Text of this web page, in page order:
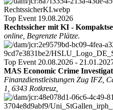
Top Event 19.08.2026
Rechtssicher mit KI -
online, Begrenzte Plätze.
Top Event 20.08.2026 -
MAS Economic Crime
Finanzdienstleistungen Zug IFZ,
1, 6343 Rotkreuz,